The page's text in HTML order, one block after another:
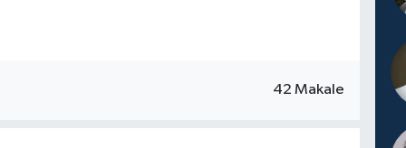
42 Makale